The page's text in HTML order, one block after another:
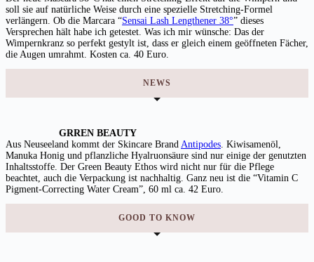
soll sie auf natürliche Weise durch eine spezielle Stretching-Formel
verlängern. Ob die Marcara “Sensai Lash Lengthener 38°” dieses
Versprechen hält habe ich getestet. Was ich mir wünsche: Das der
Wimpernkranz so perfekt gestylt ist, dass er gleich einem geöffneten Fächer,
die Augen umrahmt. Kosten ca. 40 Euro.
NEWS
GRREN BEAUTY
Aus Neuseeland kommt der Skincare Brand Antipodes. Kiwisamenöl,
Manuka Honig und pflanzliche Hyalruonsäure sind nur einige der genutzten
Inhaltsstoffe. Der Green Beauty Ethos wird nicht nur für die Pflege
beachtet, auch die Verpackung ist nachhaltig. Ganz neu ist die “Vitamin C
Pigment-Correcting Water Cream”, 60 ml ca. 42 Euro.
GOOD TO KNOW